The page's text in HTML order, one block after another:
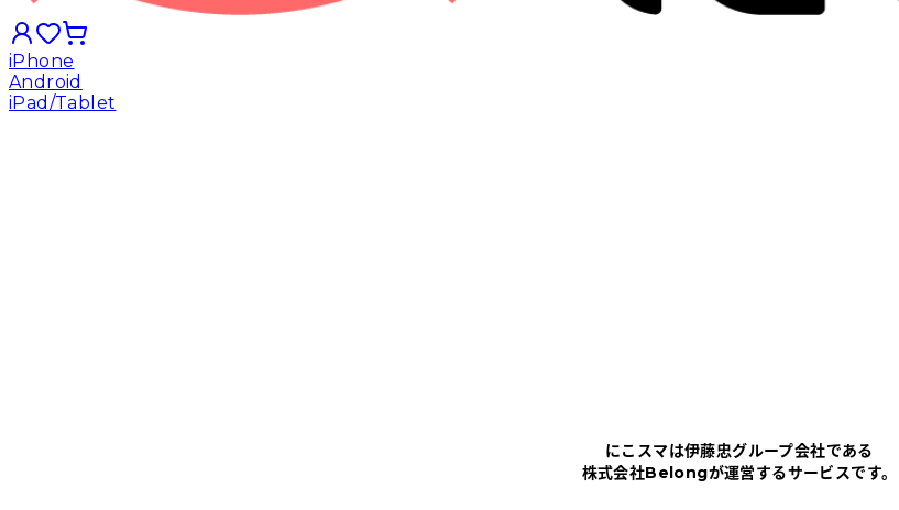
iPhone
Android
iPad/Tablet
にこスマは伊藤忠グループ会社である
株式会社Belongが運営するサービスです。